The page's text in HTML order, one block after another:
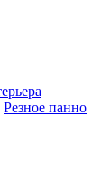
Резное панно